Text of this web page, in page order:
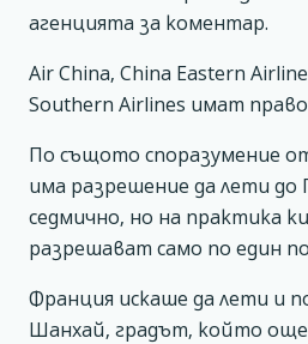
агенцията за коментар.
Air China, China Eastern
Southern Airlines имат
По същото споразумение
има разрешение да лети до
седмично, но на практика
разрешават само по един
Франция искаше да лети и
Шанхай, градът, който още